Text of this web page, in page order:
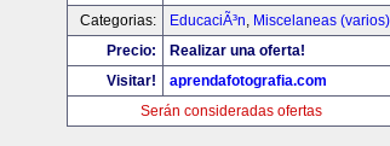
Categorias:
EducaciÃ³n, Miscelaneas (varios)
Precio:
Realizar una oferta!
Visitar!
aprendafotografia.com
Serán consideradas ofertas